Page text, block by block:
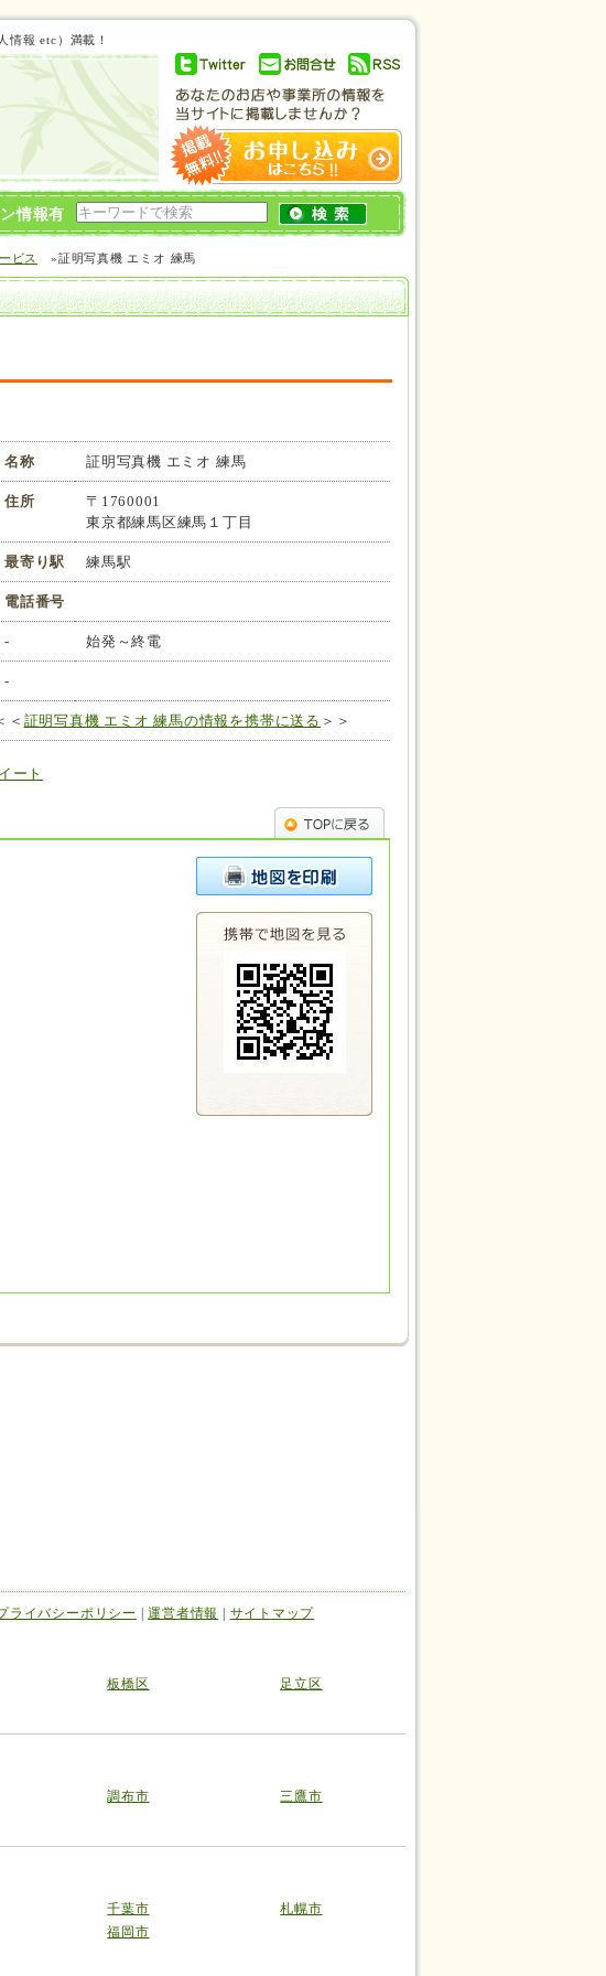
情報 etc）満載！
情報有
ビス »証明写真機 エミオ 練馬
名称 証明写真機 エミオ 練馬
住所
〒1760001
東京都練馬区練馬１丁目
最寄り駅 練馬駅
電話番号
- 始発～終電
-
＜ 証明写真機 エミオ 練馬の情報を携帯に送る ＞＞
ート
ライバシーポリシー |運営者情報 サイトマップ
板橋区
足立区
調布市
三鷹市
千葉市
札幌市
福岡市